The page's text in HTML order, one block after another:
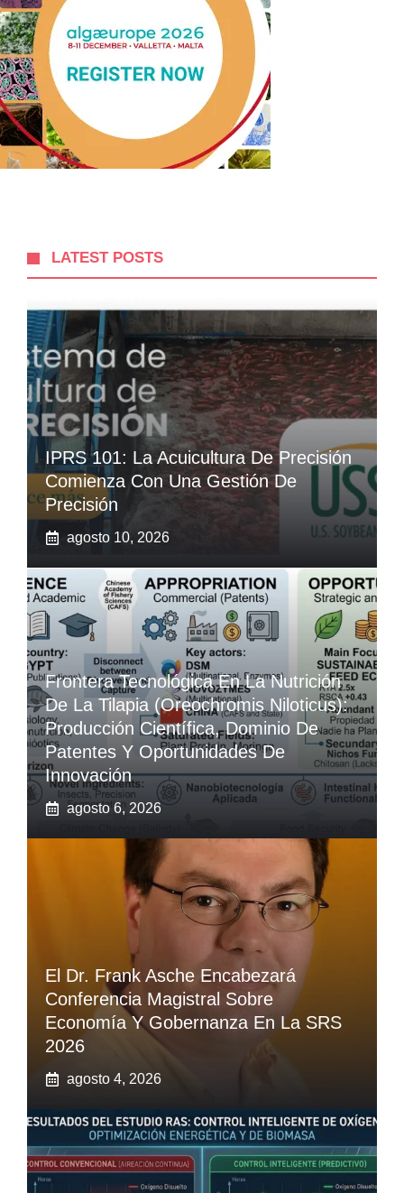
LATEST POSTS
IPRS 101: La Acuicultura De Precisión
Comienza Con Una Gestión De
Precisión
agosto 10, 2026
Frontera Tecnológica En La Nutrición
De La Tilapia (Oreochromis Niloticus):
Producción Científica, Dominio De
Patentes Y Oportunidades De
Innovación
agosto 6, 2026
El Dr. Frank Asche Encabezará
Conferencia Magistral Sobre
Economía Y Gobernanza En La SRS
2026
agosto 4, 2026